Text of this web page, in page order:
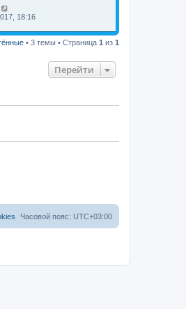
18:16
• 3 темы • Страница 1 из 1
Перейти
Часовой пояс: UTC+03:00